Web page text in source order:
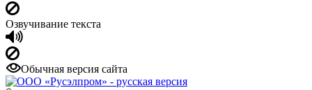
Озвучивание текста
Обычная версия сайта